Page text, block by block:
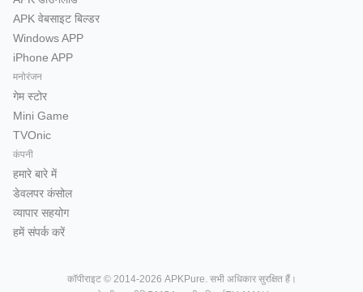
APK वेबसाइट बिल्डर
Windows APP
iPhone APP
मनोरंजन
गेम स्टोर
Mini Game
TVOnic
कंपनी
हमारे बारे में
डेवलपर कंसोल
व्यापार सहयोग
हमें संपर्क करें
कॉपीराइट © 2014-2026 APKPure. सभी अधिकार सुरक्षित हैं।